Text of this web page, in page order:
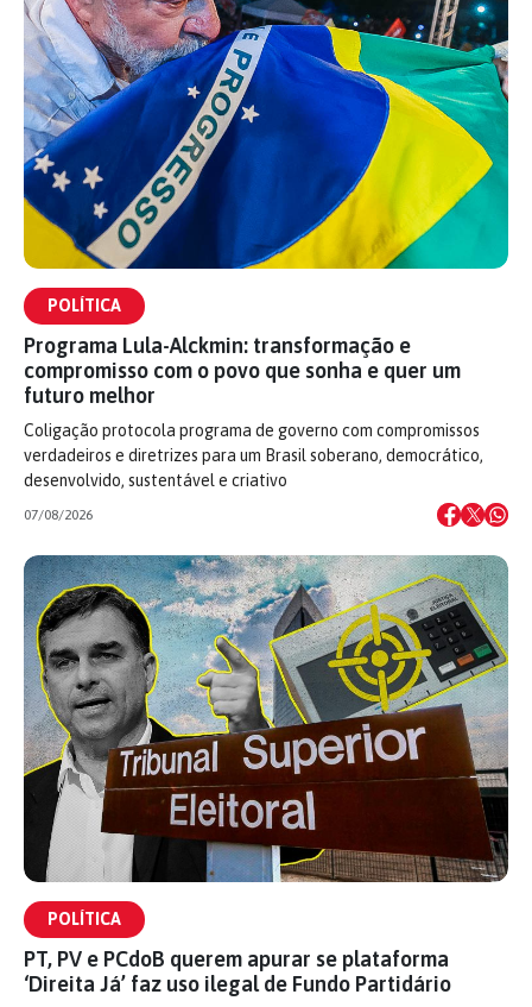
POLÍTICA
Programa Lula-Alckmin: transformação e
compromisso com o povo que sonha e quer um
futuro melhor
Coligação protocola programa de governo com compromissos
verdadeiros e diretrizes para um Brasil soberano, democrático,
desenvolvido, sustentável e criativo
07/08/2026
POLÍTICA
PT, PV e PCdoB querem apurar se plataforma
‘Direita Já’ faz uso ilegal de Fundo Partidário